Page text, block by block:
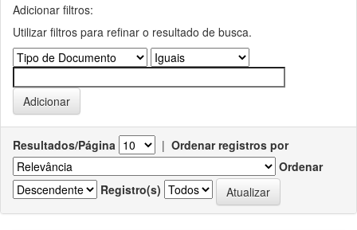
Adicionar filtros:
Utilizar filtros para refinar o resultado de busca.
Resultados/Página | Ordenar registros por
Ordenar
Registro(s)